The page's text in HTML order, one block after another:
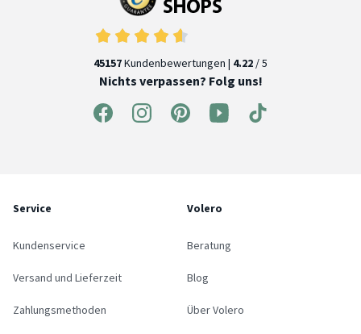
45157Kundenbewertungen | 4.22 / 5
Nichts verpassen? Folg uns!
Service
Kundenservice
Versand und Lieferzeit
Zahlungsmethoden
Volero
Beratung
Blog
Über Volero